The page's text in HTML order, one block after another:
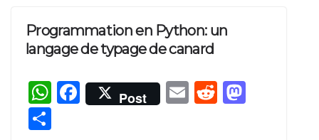
Programmation en Python: un
langage de typage de canard
W F
a
Post
E
R